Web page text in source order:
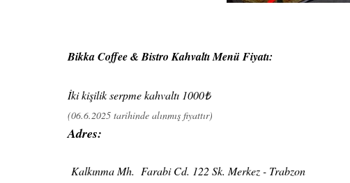
Bikka Coffee & Bistro Kahvaltı Menü Fiyatı:
İki kişilik serpme kahvaltı 1000₺
(06.6.2025 tarihinde alınmış fiyattır)
Adres:
Kalkınma Mh. Farabi Cd. 122 Sk. Merkez - Trabzon